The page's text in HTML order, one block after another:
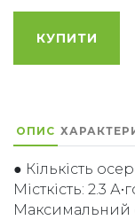
КУПИТИ
ОПИС
● Кількість
Місткість: 2.3
Максимальний